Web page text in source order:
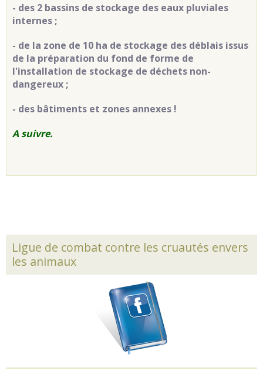
- des 2 bassins de stockage des eaux pluviales
internes ;
- de la zone de 10 ha de stockage des déblais issus
de la préparation du fond de forme de
l'installation de stockage de déchets non-
dangereux ;
- des bâtiments et zones annexes !
A suivre.
Ligue de combat contre les cruautés envers
les animaux